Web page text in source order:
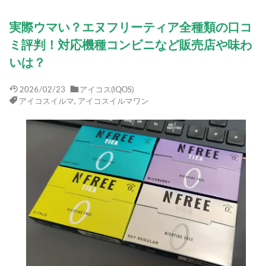
実際ウマい？エヌフリーティア全種類の口コ
ミ評判！対応機種コンビニなど販売店や味わ
いは？
2026/02/23
アイコス(IQOS)
アイコスイルマ, アイコスイルマワン